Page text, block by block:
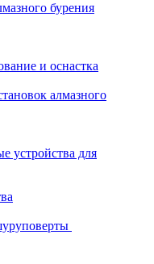
бурения
и оснастка
алмазного
устройства для